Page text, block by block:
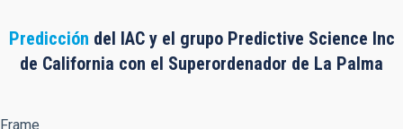
Predicción del IAC y el grupo Predictive Science Inc
de California con el Superordenador de La Palma
Frame